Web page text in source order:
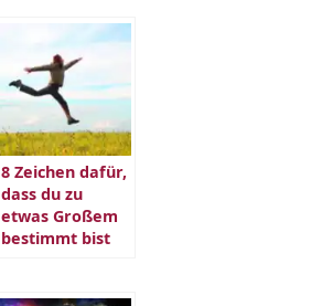
8 Zeichen dafür,
dass du zu
etwas Großem
bestimmt bist